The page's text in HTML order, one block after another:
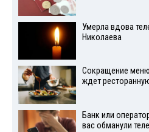
Умерла вдова
Николаева
Сокращение
ждет
Банк или
вас обманули